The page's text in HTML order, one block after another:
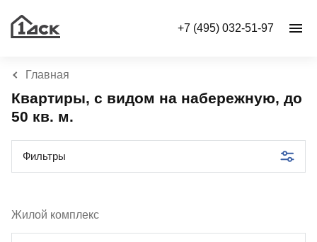
+7 (495) 032-51-97
Главная
Квартиры, с видом на набережную, до
50 кв. м.
Фильтры
Жилой комплекс